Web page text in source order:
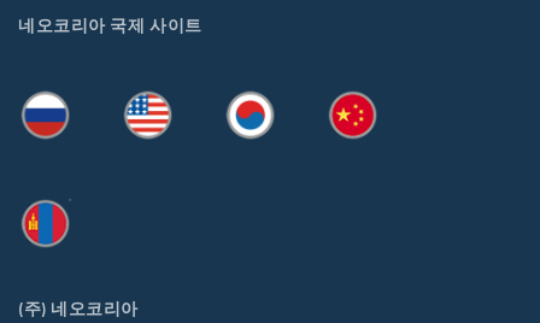
네오코리아 국제 사이트
(주) 네오코리아